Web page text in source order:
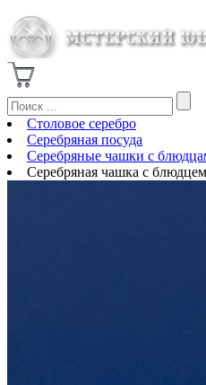
Столовое серебро
Серебряная посуда
Серебряные чашки с
Серебряная чашка с